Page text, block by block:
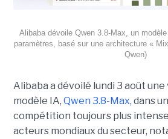
Alibaba dévoile Qwen 3.8-Max, un
paramètres, basé sur une architecture «
Qwen)
Alibaba a dévoilé lundi 3 août
modèle IA, Qwen 3.8-Max, dans
compétition toujours plus
acteurs mondiaux du secteur,